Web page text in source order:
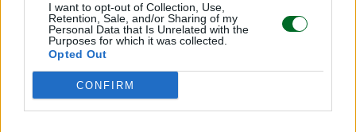
I want to opt-out of Collection, Use,
Retention, Sale, and/or Sharing of my
Personal Data that Is Unrelated with the
Purposes for which it was collected.
Opted Out
CONFIRM